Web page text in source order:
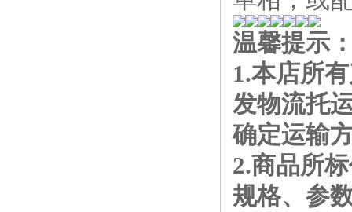
温馨提示
1.本店所
发物流托
确定运输
2.商品所
规格、参